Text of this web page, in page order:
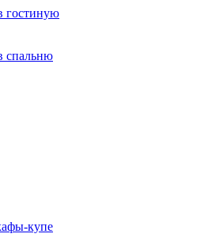
гостиную
спальню
купе